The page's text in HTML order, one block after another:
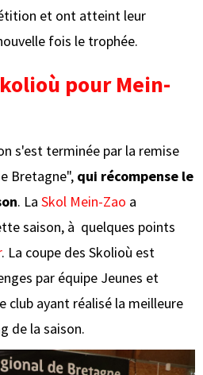
et ont atteint leur
fois le trophée.
pour Mein-
s'est terminée par la remise
Bretagne", qui récompense le
. La Skol Mein-Zao a
saison, à quelques points
. La coupe des Skolioù est
par équipe Jeunes et
club ayant réalisé la meilleure
de la saison.